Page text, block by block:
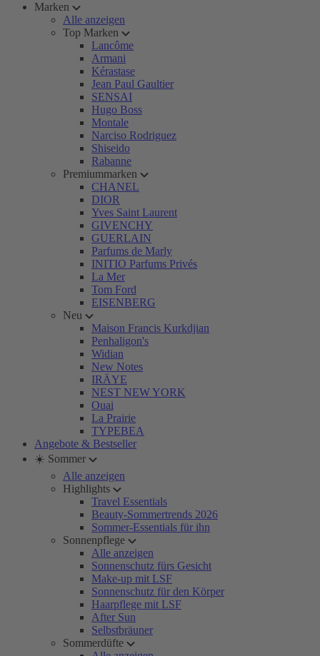
Marken
Alle anzeigen
Top Marken
Lancôme
Armani
Kérastase
Jean Paul Gaultier
SENSAI
Hugo Boss
Montale
Narciso Rodriguez
Shiseido
Rabanne
Premiummarken
CHANEL
DIOR
Yves Saint Laurent
GIVENCHY
GUERLAIN
Parfums de Marly
INITIO Parfums Privés
La Mer
Tom Ford
EISENBERG
Neu
Maison Francis Kurkdjian
Penhaligon's
Widian
New Notes
IRÄYE
NEST NEW YORK
Ouai
La Prairie
TYPEBEA
Angebote & Bestseller
☀️ Sommer
Alle anzeigen
Highlights
Travel Essentials
Beauty-Sommertrends 2026
Sommer-Essentials für ihn
Sonnenpflege
Alle anzeigen
Sonnenschutz fürs Gesicht
Make-up mit LSF
Sonnenschutz für den Körper
Haarpflege mit LSF
After Sun
Selbstbräuner
Sommerdüfte